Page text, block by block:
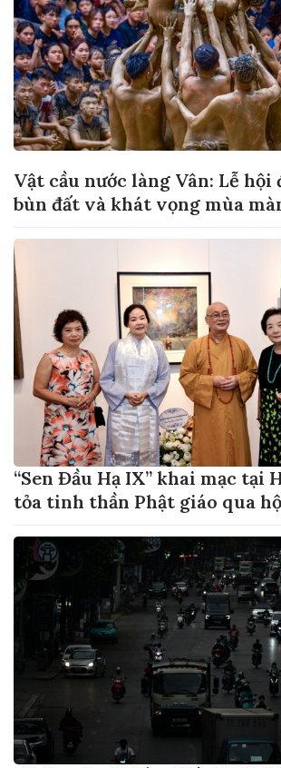
Vật cầu nước làng Vân: Lễ hội
bùn đất và khát vọng mùa
“Sen Đầu Hạ IX” khai mạc tại
tỏa tinh thần Phật giáo qua